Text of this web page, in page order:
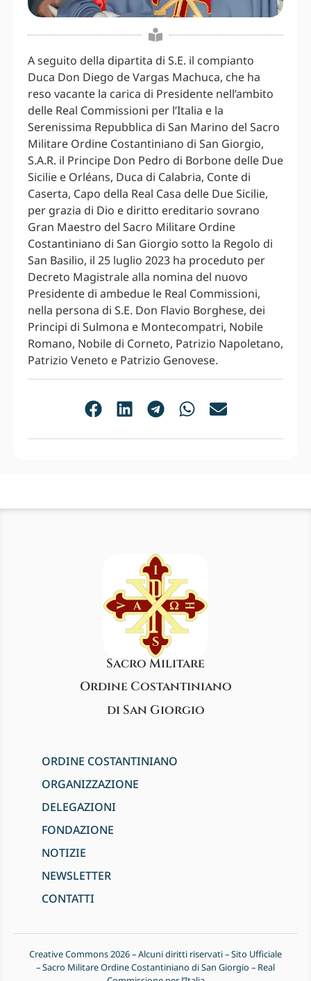
A seguito della dipartita di S.E. il compianto
Duca Don Diego de Vargas Machuca, che ha
reso vacante la carica di Presidente nell’ambito
delle Real Commissioni per l’Italia e la
Serenissima Repubblica di San Marino del Sacro
Militare Ordine Costantiniano di San Giorgio,
S.A.R. il Principe Don Pedro di Borbone delle Due
Sicilie e Orléans, Duca di Calabria, Conte di
Caserta, Capo della Real Casa delle Due Sicilie,
per grazia di Dio e diritto ereditario sovrano
Gran Maestro del Sacro Militare Ordine
Costantiniano di San Giorgio sotto la Regolo di
San Basilio, il 25 luglio 2023 ha proceduto per
Decreto Magistrale alla nomina del nuovo
Presidente di ambedue le Real Commissioni,
nella persona di S.E. Don Flavio Borghese, dei
Principi di Sulmona e Montecompatri, Nobile
Romano, Nobile di Corneto, Patrizio Napoletano,
Patrizio Veneto e Patrizio Genovese.
Sacro Militare
Ordine Costantiniano
di San Giorgio
ORDINE COSTANTINIANO
ORGANIZZAZIONE
DELEGAZIONI
FONDAZIONE
NOTIZIE
NEWSLETTER
CONTATTI
Creative Commons 2026 – Alcuni diritti riservati – Sito Ufficiale
– Sacro Militare Ordine Costantiniano di San Giorgio – Real